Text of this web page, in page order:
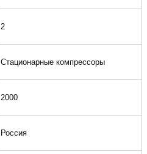
2
Стационарные компрессоры
2000
Россия